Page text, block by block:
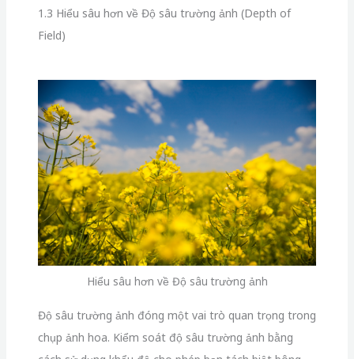
1.3 Hiểu sâu hơn về Độ sâu trường ảnh (Depth of
Field)
Hiểu sâu hơn về Độ sâu trường ảnh
Độ sâu trường ảnh đóng một vai trò quan trọng trong
chụp ảnh hoa. Kiểm soát độ sâu trường ảnh bằng